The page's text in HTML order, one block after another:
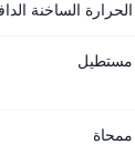
الحرارة الساخنة
مستطيل
ممحاة